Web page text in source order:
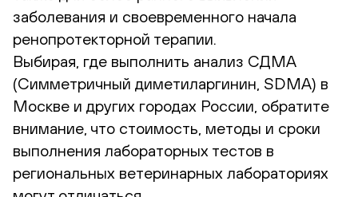
заболевания и своевременного начала
ренопротекторной терапии.
Выбирая, где выполнить анализ СДМА
(Симметричный диметиларгинин, SDMA) в
Москве и других городах России, обратите
внимание, что стоимость, методы и сроки
выполнения лабораторных тестов в
региональных ветеринарных лабораториях